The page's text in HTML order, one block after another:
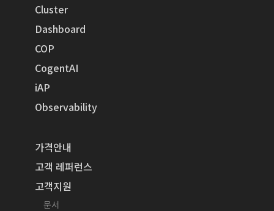
Cluster
Dashboard
COP
CogentAI
iAP
Observability
가격안내
고객 레퍼런스
고객지원
문서